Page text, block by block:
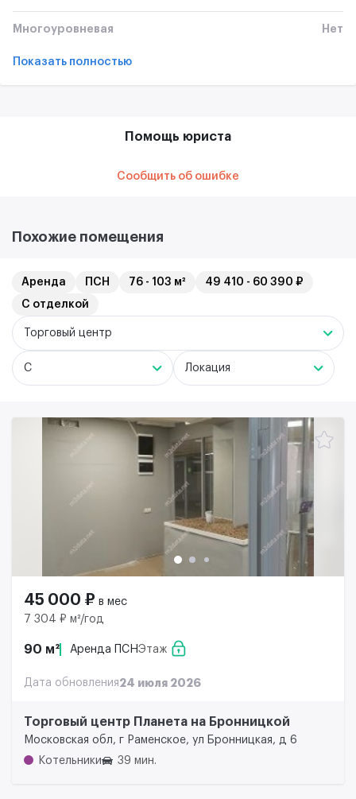
Многоуровневая Нет
Показать полностью
Помощь юриста
Сообщить об ошибке
Похожие помещения
Аренда ПСН 76 - 103 м²
49 410 - 60 390 ₽
С отделкой
Торговый центр
C Локация
45 000 ₽ в мес
7 304 ₽ м²/год
90 м² Аренда ПСНЭтаж
Дата обновления24 июля 2026
Торговый центр Планета на Бронницкой
Московская обл, г Раменское, ул Бронницкая, д 6
Котельники
39 мин.